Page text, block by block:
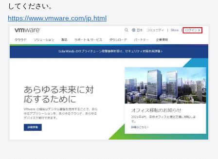
してください。
https://www.vmware.com/jp.html